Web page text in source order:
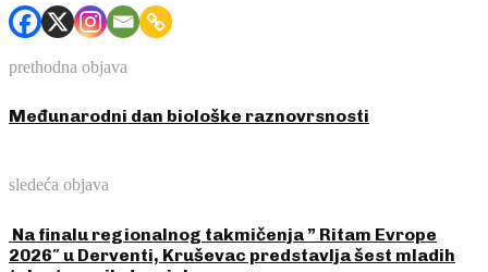
prethodna objava
Međunarodni dan biološke raznovrsnosti
sledeća objava
Na finalu regionalnog takmičenja ” Ritam Evrope
2026″ u Derventi, Kruševac predstavlja šest mladih